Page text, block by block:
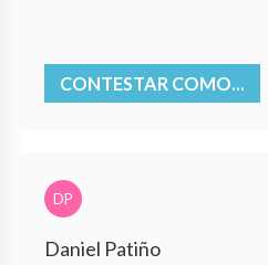
CONTESTAR COMO...
DP
Daniel Patiño